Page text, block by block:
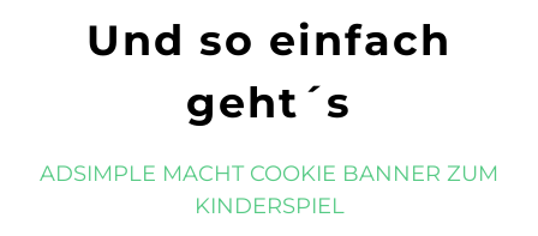
Und so einfach
geht´s
ADSIMPLE MACHT COOKIE BANNER ZUM
KINDERSPIEL